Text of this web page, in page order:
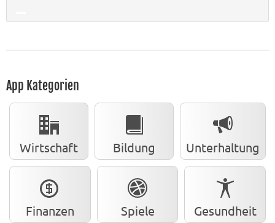
App Kategorien
Wirtschaft Bildung Unterhaltung
Finanzen Spiele Gesundheit